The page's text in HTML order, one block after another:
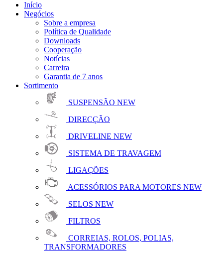
Início
Negócios
Sobre a empresa
Política de Qualidade
Downloads
Cooperação
Notícias
Carreira
Garantia de 7 anos
Sortimento
SUSPENSÃO NEW
DIRECÇÃO
DRIVELINE NEW
SISTEMA DE TRAVAGEM
LIGAÇÕES
ACESSÓRIOS PARA MOTORES NEW
SELOS NEW
FILTROS
CORREIAS, ROLOS, POLIAS,
TRANSFORMADORES